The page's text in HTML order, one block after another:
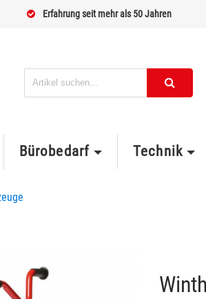
Erfahrung seit mehr als 50 Jahren
Bürobedarf Technik